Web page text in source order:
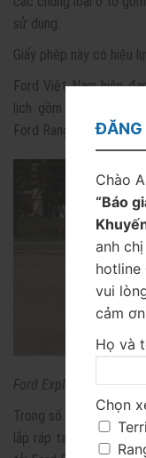
sử dụng.
Giấy phép này có hiệu
Ford Việt Nam hiện
lịch gồm Fiesta,
Ford Ranger và xe mini
Ford Explorer.
Trong số này các mẫu
lắp ráp tại Việt Nam,
ĐĂNG
Chào
“Báo
anh
hotline
vui
cảm
Họ và
Chọn